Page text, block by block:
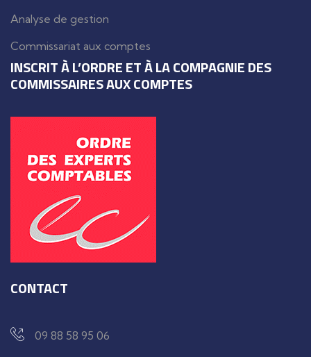
Analyse de gestion
Commissariat aux comptes
INSCRIT À L’ORDRE ET À LA COMPAGNIE DES
COMMISSAIRES AUX COMPTES
CONTACT
09 88 58 95 06